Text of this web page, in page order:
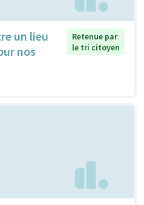
un lieu
nos
Retenue par
le tri citoyen